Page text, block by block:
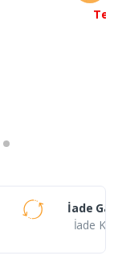
İade
İade